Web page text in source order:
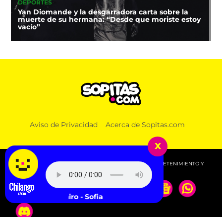
DEPORTES
Yan Diomande y la desgarradora carta sobre la
muerte de su hermana: “Desde que moriste estoy
vacío”
Aviso de Privacidad Acerca de Sopitas.com
© 2026 SOPITAS.COM - MÚSICA, NOTICIAS, DEPORTES, ENTRETENIMIENTO Y
MÁS!.
x
Clairo - Sofia